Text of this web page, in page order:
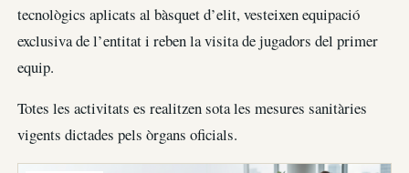
tecnològics aplicats al bàsquet d’elit, vesteixen equipació
exclusiva de l’entitat i reben la visita de jugadors del primer
equip.
Totes les activitats es realitzen sota les mesures sanitàries
vigents dictades pels òrgans oficials.